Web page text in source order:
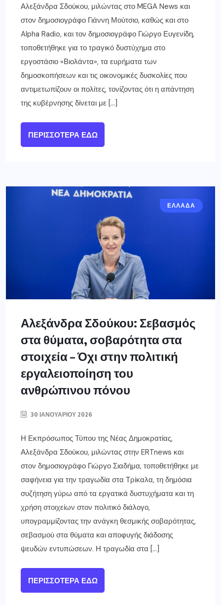
Αλεξάνδρα Σδούκου, μιλώντας στο MEGA News και
στον δημοσιογράφο Γιάννη Μούτσιο, καθώς και στο
Alpha Radio, και τον δημοσιογράφο Γιώργο Ευγενίδη,
τοποθετήθηκε για το τραγικό δυστύχημα στο
εργοστάσιο «Βιολάντα», τα ευρήματα των
δημοσκοπήσεων και τις οικονομικές δυσκολίες που
αντιμετωπίζουν οι πολίτες, τονίζοντας ότι η απάντηση
της κυβέρνησης δίνεται με […]
ΠΕΡΙΣΣΌΤΕΡΑ ΕΔΏ
ΕΛΛΑΔΑ
Αλεξάνδρα Σδούκου: Σεβασμός
στα θύματα, σοβαρότητα στα
στοιχεία – Όχι στην πολιτική
εργαλειοποίηση του
ανθρώπινου πόνου
30 ΙΑΝΟΥΑΡΊΟΥ 2026
Η Εκπρόσωπος Τύπου της Νέας Δημοκρατίας,
Αλεξάνδρα Σδούκου, μιλώντας στην ERTnews και
στον δημοσιογράφο Γιώργο Σιαδήμα, τοποθετήθηκε με
σαφήνεια για την τραγωδία στα Τρίκαλα, τη δημόσια
συζήτηση γύρω από τα εργατικά δυστυχήματα και τη
χρήση στοιχείων στον πολιτικό διάλογο,
υπογραμμίζοντας την ανάγκη θεσμικής σοβαρότητας,
σεβασμού στα θύματα και αποφυγής διάδοσης
ψευδών εντυπώσεων. Η τραγωδία στα […]
ΠΕΡΙΣΣΌΤΕΡΑ ΕΔΏ